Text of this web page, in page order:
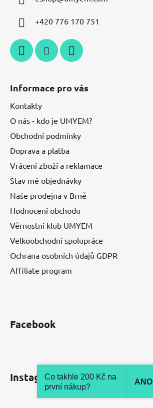
+420 776 170 751
Informace pro vás
Kontakty
O nás - kdo je UMYEM?
Obchodní podmínky
Doprava a platba
Vrácení zboží a reklamace
Stav mé objednávky
Naše prodejna v Brně
Hodnocení obchodu
Věrnostní klub UMYEM
Velkoobchodní spolupráce
Ochrana osobních údajů GDPR
Affiliate program
Facebook
InstagramCo takhle 200 Kč na
první nákup?
ANO